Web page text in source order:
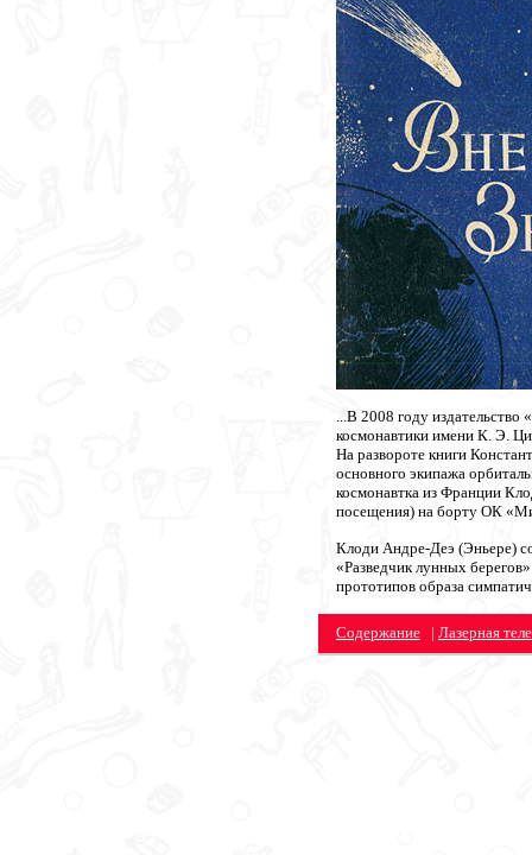
...В 2008 году издательство
космонавтики имени К. Э.
На развороте книги
основного экипажа
космонавтка из Франции
посещения) на борту ОК
Клоди Андре-Деэ (Эньере)
«Разведчик лунных
прототипов образа
Содержание | Лазерная